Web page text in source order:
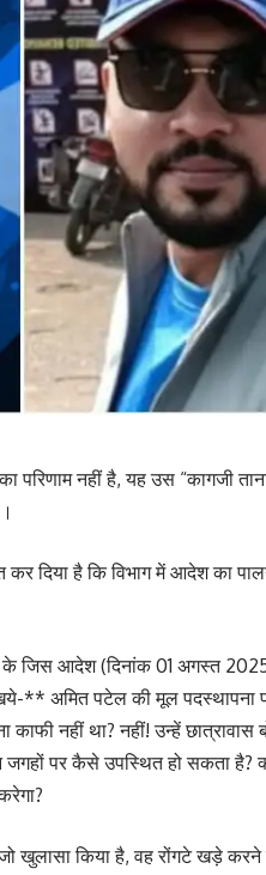
नहीं है, यह उस “कागजी
दिया है कि विभाग में आदेश का
आदेश (दिनांक 01 अगस्त 2025)
** अमित पटेल की मूल पदस्थापना
नहीं था? नहीं! उन्हें छात्रावास
पर कैसे उपस्थित हो सकता है?
खुलासा किया है, वह रोंगटे खड़े करने